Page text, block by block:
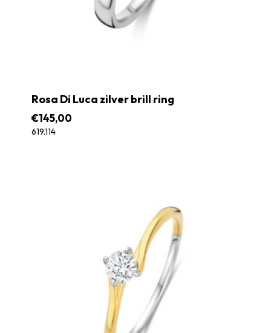
Rosa Di Luca zilver brill ring
€145,00
619.114